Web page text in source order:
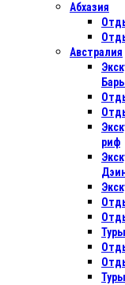
Абхазия
Австралия
риф